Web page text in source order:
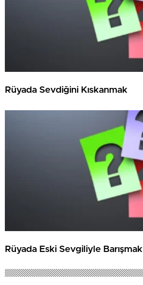
Rüyada Sevdiğini Kıskanmak
Rüyada Eski Sevgiliyle Barışmak